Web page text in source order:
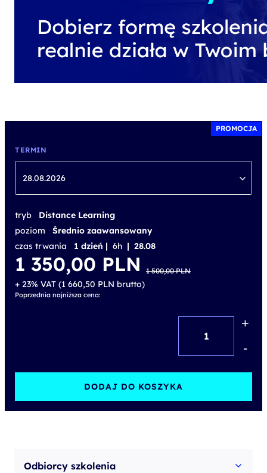
PROMOCJA
TERMIN
28.08.2026
tryb
Distance Learning
poziom
Średnio zaawansowany
czas trwania
1 dzień | 6h | 28.08
1 500,00PLN
Pierwotna
cena
wynosiła:
1 500,00 PLN.
1 350,00 PLN
Aktualna
cena
wynosi:
1 350,00 PLN.
+ 23% VAT (1 660,50 PLN brutto)
Poprzednia najniższa cena:
in
Microsoft
+
-
DODAJ DO KOSZYKA
Odbiorcy szkolenia